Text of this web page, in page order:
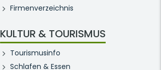
Firmenverzeichnis
KULTUR & TOURISMUS
Tourismusinfo
Schlafen & Essen